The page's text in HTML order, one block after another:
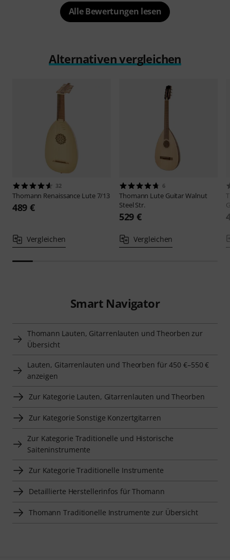
Alle Bewertungen lesen
Alternativen vergleichen
32
Thomann Renaissance Lute 7/13
489 €
Vergleichen
6
Thomann Lute Guitar Walnut
Steel Str.
529 €
Vergleichen
Smart Navigator
Thomann Lauten, Gitarrenlauten und Theorben zur
Übersicht
Lauten, Gitarrenlauten und Theorben für 450 €–550 €
anzeigen
Zur Kategorie Lauten, Gitarrenlauten und Theorben
Zur Kategorie Sonstige Konzertgitarren
Zur Kategorie Traditionelle und Historische
Saiteninstrumente
Zur Kategorie Traditionelle Instrumente
Detaillierte Herstellerinfos für Thomann
Thomann Traditionelle Instrumente zur Übersicht